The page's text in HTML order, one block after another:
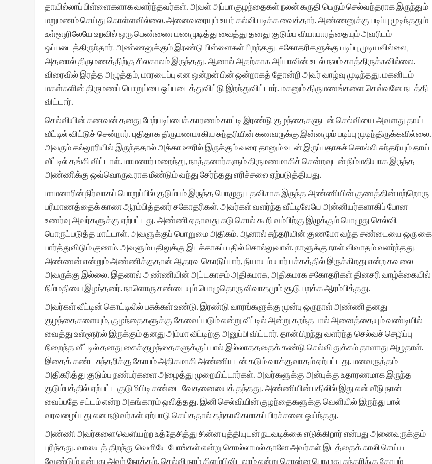
தாயில்லாப் பிள்ளைகளாக வளர்ந்தவர்கள். அவள் அப்பா குழந்தைகள் நலன் கருதி பெரும் செல்வந்தராக இருந்தும்
மறுமணம் செய்து கொள்ளவில்லை. அனைவரையும் உயர் கல்வி படிக்க வைத்தார். அண்ணனுக்கு படிப்பு முடிந்ததும்
உள்ளூரிலேயே உறவில் ஒரு பெண்ணை மணமுடித்து வைத்து தனது குடும்ப வியாபாரத்தையும் அவரிடம்
ஒப்படைத்திருந்தார். அண்ணனுக்கும் இரண்டு பிள்ளைகள் பிறந்தது. சகோதரிகளுக்கு படிப்பு முடியவில்லை,
அதனால் திருமணத்திற்கு சிலகாலம் இருந்தது. ஆனால் அதற்காக அப்பாவின் உடல் நலம் காத்திருக்கவில்லை.
விரைவில் இரத்த அழுத்தம், மாரடைப்பு என ஒன்றன் பின் ஒன்றாகத் தோன்றி அவர் வாழ்வு முடிந்தது. மகனிடம்
மகள்களின் திருமணப் பொறுப்பை ஒப்படைத்துவிட்டு இறந்துவிட்டார். மகனும் திருமணங்களை செவ்வனே நடத்தி
விட்டார்.
செல்வியின் கணவன் தனது மேற்படிப்பைக் காரணம் காட்டி இரண்டு குழந்தைகளுடன் செல்வியை அவளது தாய்
வீட்டில் விட்டுச் சென்றார். புதிதாக திருமணமாகிய சுந்தரியின் கணவருக்கு இன்னமும் படிப்பு முடிந்திருக்கவில்லை.
அவரும் கல்லூரியில் இருந்ததால் அக்கா ஊரில் இருக்கும் வரை தானும் உடன் இருப்பதாகச் சொல்லி சுந்தரியும் தாய்
வீட்டில் தங்கி விட்டாள். மாமனார் மறைந்து, நாத்தனார்களும் திருமணமாகிச் சென்றவுடன் நிம்மதியாக இருந்த
அண்ணிக்கு ஒவ்வொருவராக மீண்டும் வந்து சேர்ந்தது எரிச்சலை ஏற்படுத்தியது.
மாமனாரின் நிர்வாகப் பொறுப்பில் குடும்பம் இருந்த பொழுது பதவிசாக இருந்த அண்ணியின் குணத்தின் மற்றொரு
பரிமாணத்தைக் காண ஆரம்பித்தனர் சகோதரிகள். அவர்கள் வளர்ந்த வீட்டிலேயே அன்னியர்களாகிப் போன
உணர்வு அவர்களுக்கு ஏற்பட்டது. அண்ணி ஏதாவது சுடு சொல் கூறி வம்பிற்கு இழுக்கும் பொழுது செல்வி
பொருட்படுத்த மாட்டாள். அவளுக்குப் பொறுமை அதிகம். ஆனால் சுந்தரியின் குணமோ வந்த சண்டையை ஒரு கை
பார்த்துவிடும் குணம். அவளும் பதிலுக்கு இடக்காகப் பதில் சொல்லுவாள். நாளுக்கு நாள் விவாதம் வளர்ந்தது.
அண்ணன் என்றும் அண்ணிக்குதான் ஆதரவு கொடுப்பார், நியாயம் யார் பக்கத்தில் இருக்கிறது என்ற கவலை
அவருக்கு இல்லை. இதனால் அண்ணியின் அட்டகாசம் அதிகமாக, அதிகமாக சகோதரிகள் தினசரி வாழ்க்கையில்
நிம்மதியை இழந்தனர். நாளொரு சண்டையும் பொழுதொரு விவாதமும் சூடு பறக்க ஆரம்பித்தது.
அவர்கள் வீட்டின் கொட்டிலில் பசுக்கள் உண்டு. இரண்டு வாரங்களுக்கு முன்பு ஒருநாள் அண்ணி தனது
குழந்தைகளையும், குழந்தைகளுக்கு தேவைப்படும் என்று வீட்டில் அன்று கறந்த பால் அனைத்தையும் வண்டியில்
வைத்து உள்ளூரில் இருக்கும் தனது அம்மா வீட்டிற்கு அனுப்பி விட்டார். தான் பிறந்து வளர்ந்த செல்வச் செழிப்பு
நிறைந்த வீட்டில் தனது கைக்குழந்தைகளுக்குப் பால் இல்லாதததைக் கண்டு செல்வி துக்கம் தாளாது அழுதாள்.
இதைக் கண்ட சுந்தரிக்கு கோபம் அதிகமாகி அண்ணியுடன் கடும் வாக்குவாதம் ஏற்பட்டது. மனவருத்தம்
அதிகரித்து குடும்ப நண்பர்களை அழைத்து முறையிட்டார்கள். அவர்களுக்கு அன்புக்கு உதாரணமாக இருந்த
குடும்பத்தில் ஏற்பட்ட குடுமிபிடி சண்டை வேதனையைத் தந்தது. அண்ணியின் பதிலில் இது என் வீடு நான்
வைப்பதே சட்டம் என்ற அகங்காரம் ஒலித்தது. இனி செல்வியின் குழந்தைகளுக்கு வெளியில் இருந்து பால்
வரவழைப்பது என நடுவர்கள் ஏற்பாடு செய்ததால் தற்காலிகமாகப் பிரச்சனை ஓய்ந்தது.
அண்ணி அவர்களை வெளியற்ற உத்தேசித்து சின்ன புத்தியுடன் நடவடிக்கை எடுக்கிறார் என்பது அனைவருக்கும்
புரிந்தது. வாயைத் திறந்து வெளியே போங்கள் என்று சொல்லாமல் தானே அவர்கள் இடத்தைக் காலி செய்ய
வேண்டும் என்பது அவர் நோக்கம். செல்வி நாம் கிளம்பிவிடலாம் என்று சொன்ன பொழுது சுந்தரிக்கு கோபம்